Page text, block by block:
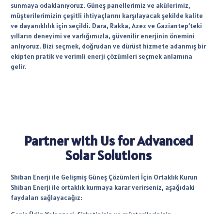
sunmaya odaklanıyoruz. Güneş panellerimiz ve akülerimiz,
müşterilerimizin çeşitli ihtiyaçlarını karşılayacak şekilde kalite
ve dayanıklılık için seçildi. Dara, Rakka, Azez ve Gaziantep’teki
yılların deneyimi ve varlığımızla, güvenilir enerjinin önemini
anlıyoruz. Bizi seçmek, doğrudan ve dürüst hizmete adanmış bir
ekipten pratik ve verimli enerji çözümleri seçmek anlamına
gelir.
Partner with Us for Advanced
Solar Solutions
Shiban Enerji ile Gelişmiş Güneş Çözümleri İçin Ortaklık Kurun
Shiban Enerji ile ortaklık kurmaya karar verirseniz, aşağıdaki
faydaları sağlayacağız: